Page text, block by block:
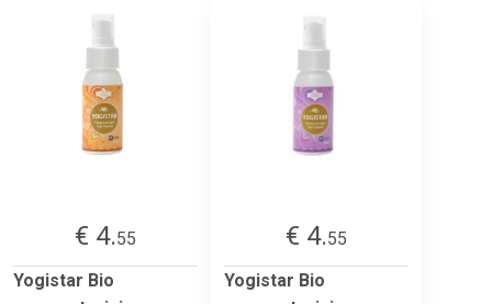
€ 4.55
Yogistar Bio
€ 4.55
Yogistar Bio